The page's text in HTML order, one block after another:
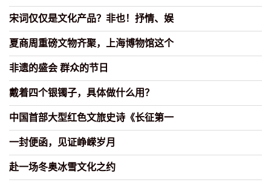
宋词仅仅是文化产品？非也！抒情、娱
夏商周重磅文物齐聚，上海博物馆这个
非遗的盛会 群众的节日
戴着四个银镯子，具体做什么用？
中国首部大型红色文旅史诗《长征第一
一封便函，见证峥嵘岁月
赴一场冬奥冰雪文化之约